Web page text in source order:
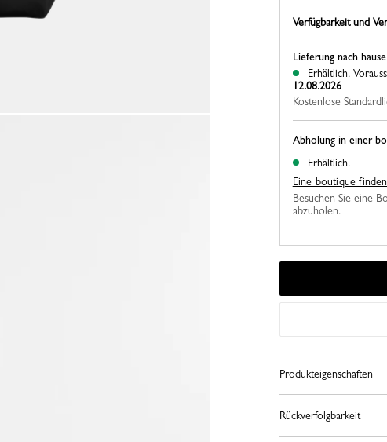
Verfügbarkeit und
Abholung in einer
Erhältlich.
Eine boutique finden
Besuchen Sie eine
abzuholen.
Lieferung nach hause
Erhältlich.
12.08.2026
Kostenlose
Produkteigenschaften
Rückverfolgbarkeit